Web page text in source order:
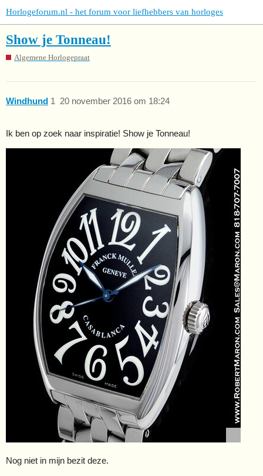
Horlogeforum.nl - het forum voor liefhebbers van horloges
Show je Tonneau!
Algemene Horlogepraat
Windhund 20 november 2016 om 18:24
1
Ik ben op zoek naar inspiratie! Show je Tonneau!
Nog niet in mijn bezit deze.